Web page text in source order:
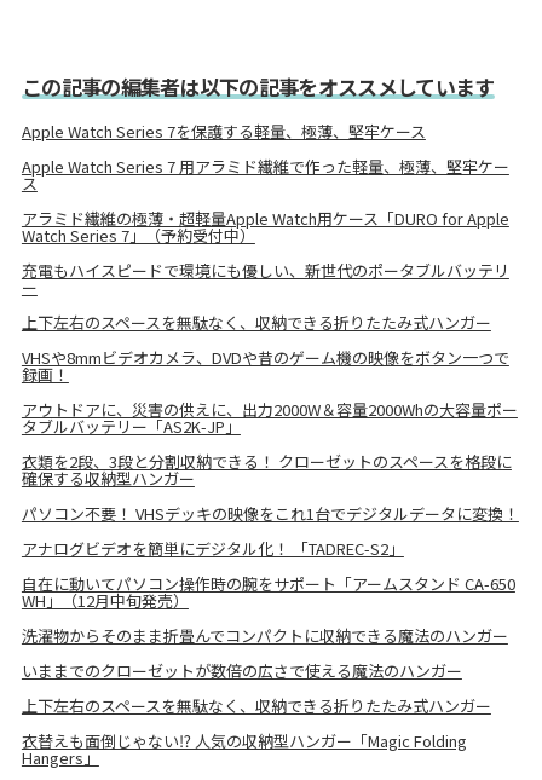
この記事の編集者は以下の記事をオススメしています
Apple Watch Series 7を保護する軽量、極薄、堅牢ケース
Apple Watch Series 7 用アラミド繊維で作った軽量、極薄、堅牢ケー
ス
アラミド繊維の極薄・超軽量Apple Watch用ケース「DURO for Apple
Watch Series 7」（予約受付中）
充電もハイスピードで環境にも優しい、新世代のポータブルバッテリ
ー
上下左右のスペースを無駄なく、収納できる折りたたみ式ハンガー
VHSや8mmビデオカメラ、DVDや昔のゲーム機の映像をボタン一つで
録画！
アウトドアに、災害の供えに、出力2000W＆容量2000Whの大容量ポー
タブルバッテリー「AS2K-JP」
衣類を2段、3段と分割収納できる！ クローゼットのスペースを格段に
確保する収納型ハンガー
パソコン不要！ VHSデッキの映像をこれ1台でデジタルデータに変換！
アナログビデオを簡単にデジタル化！ 「TADREC-S2」
自在に動いてパソコン操作時の腕をサポート「アームスタンド CA-650
WH」（12月中旬発売）
洗濯物からそのまま折畳んでコンパクトに収納できる魔法のハンガー
いままでのクローゼットが数倍の広さで使える魔法のハンガー
上下左右のスペースを無駄なく、収納できる折りたたみ式ハンガー
衣替えも面倒じゃない⁉ 人気の収納型ハンガー「Magic Folding
Hangers」